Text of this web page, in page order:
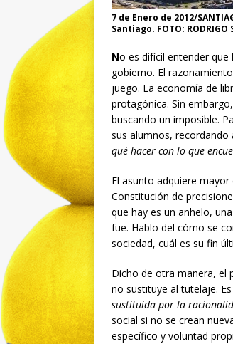
7 de Enero de 2012/
Santiago. FOTO: RODRIGO
No es difícil entender
gobierno. El
juego. La economía de
protagónica. Sin
buscando un imposible.
sus alumnos,
qué hacer con lo que
El asunto adquiere
Constitución de
que hay es un anhelo,
fue. Hablo del cómo se
sociedad, cuál es su fin
Dicho de otra manera, el
no sustituye al tutelaje.
sustituida por la
social si no se crean
específico y voluntad